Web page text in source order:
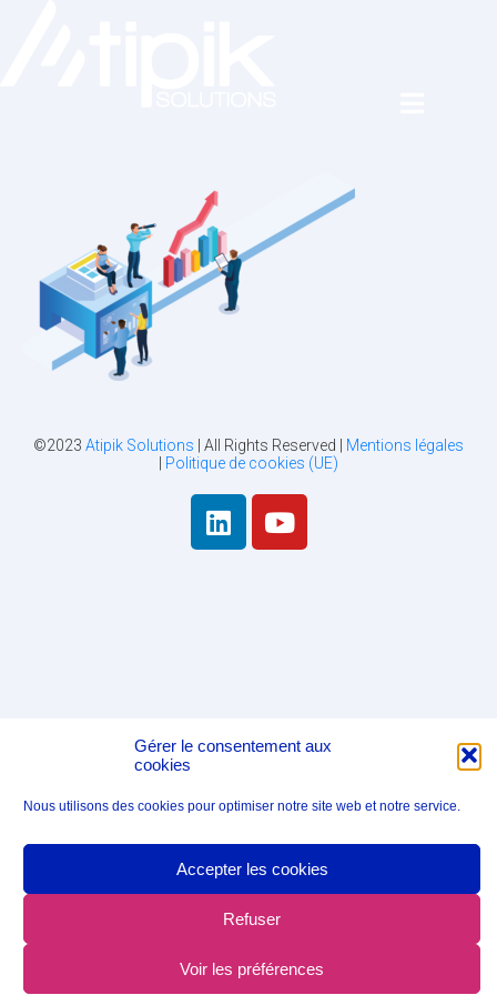
Gérer le consentement aux
cookies
Nous utilisons des cookies pour optimiser notre site web et notre service.
Accepter les cookies
Refuser
Voir les préférences
©2023 Atipik Solutions | All Rights Reserved | Mentions légales
Politique de cookies (UE)